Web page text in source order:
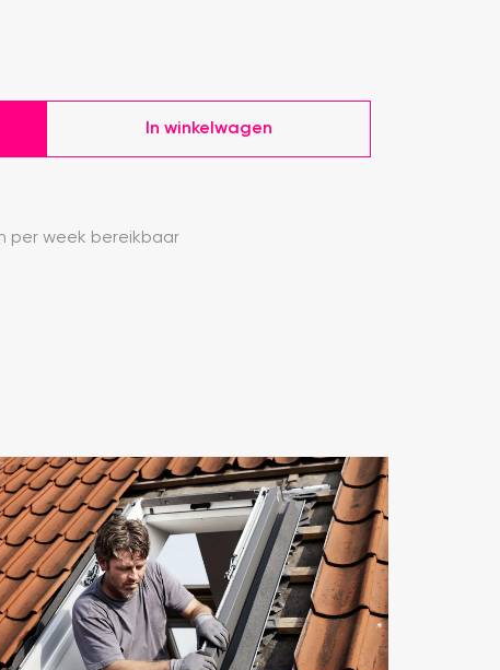
In winkelwagen
per week bereikbaar